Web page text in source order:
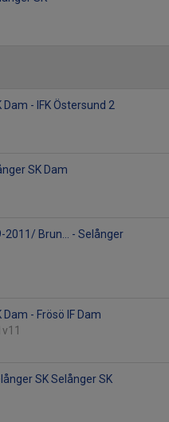
- IFK Östersund 2
SK Dam
2011/ Brun... - Selånger
- Frösö IF Dam
SK Selånger SK